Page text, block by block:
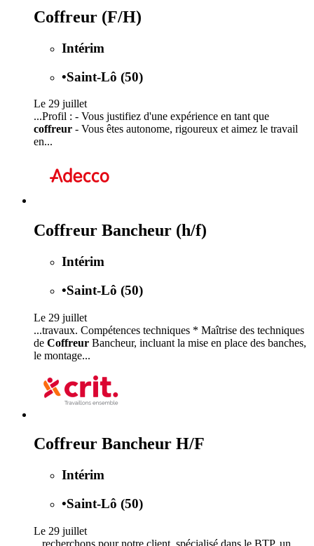
Coffreur (F/H)
Intérim
•Saint-Lô (50)
Le 29 juillet
...Profil : - Vous justifiez d'une expérience en tant que
coffreur - Vous êtes autonome, rigoureux et aimez le travail
en...
Coffreur Bancheur (h/f)
Intérim
•Saint-Lô (50)
Le 29 juillet
...travaux. Compétences techniques * Maîtrise des techniques
de Coffreur Bancheur, incluant la mise en place des banches,
le montage...
Coffreur Bancheur H/F
Intérim
•Saint-Lô (50)
Le 29 juillet
...recherchons pour notre client, spécialisé dans le BTP, un